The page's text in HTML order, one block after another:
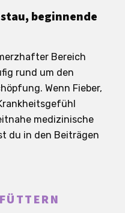
beginnende
Bereich
rund um den
Wenn Fieber,
medizinische
du in den Beiträgen